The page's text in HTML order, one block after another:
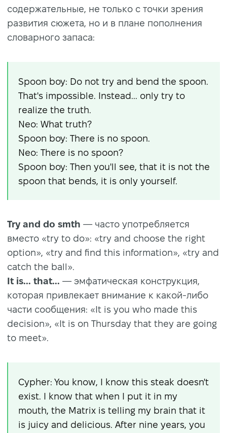
содержательные, не только с точки зрения
развития сюжета, но и в плане пополнения
словарного запаса:
Spoon boy: Do not try and bend the spoon.
That's impossible. Instead... only try to
realize the truth.
Neo: What truth?
Spoon boy: There is no spoon.
Neo: There is no spoon?
Spoon boy: Then you'll see, that it is not the
spoon that bends, it is only yourself.
Try and do smth — часто употребляется
вместо «try to do»: «try and choose the right
option», «try and find this information», «try and
catch the ball».
It is... that... — эмфатическая конструкция,
которая привлекает внимание к какой-либо
части сообщения: «It is you who made this
decision», «It is on Thursday that they are going
to meet».
Cypher: You know, I know this steak doesn't
exist. I know that when I put it in my
mouth, the Matrix is telling my brain that it
is juicy and delicious. After nine years, you